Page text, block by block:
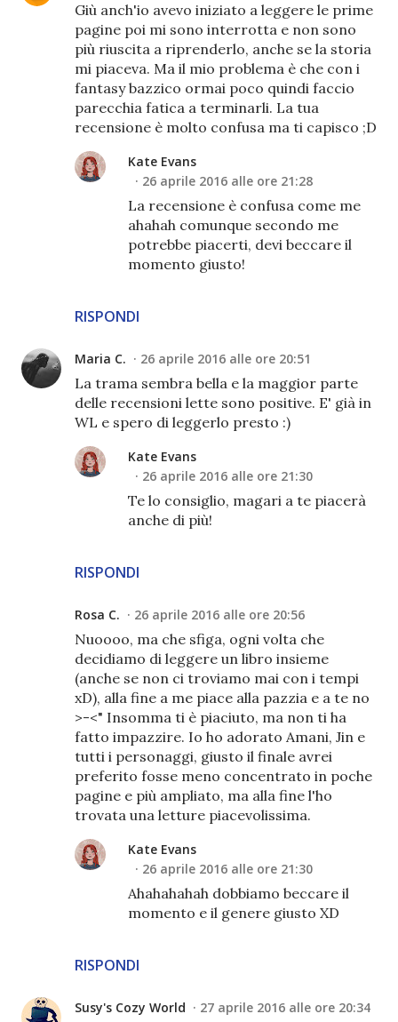
Giù anch'io avevo iniziato a leggere le prime
pagine poi mi sono interrotta e non sono
più riuscita a riprenderlo, anche se la storia
mi piaceva. Ma il mio problema è che con i
fantasy bazzico ormai poco quindi faccio
parecchia fatica a terminarli. La tua
recensione è molto confusa ma ti capisco ;D
RISPONDI
Kate Evans
26 aprile 2016 alle ore 21:28
La recensione è confusa come me
ahahah comunque secondo me
potrebbe piacerti, devi beccare il
momento giusto!
Maria C. 26 aprile 2016 alle ore 20:51
La trama sembra bella e la maggior parte
delle recensioni lette sono positive. E' già in
WL e spero di leggerlo presto :)
RISPONDI
Kate Evans
26 aprile 2016 alle ore 21:30
Te lo consiglio, magari a te piacerà
anche di più!
Rosa C. 26 aprile 2016 alle ore 20:56
Nuoooo, ma che sfiga, ogni volta che
decidiamo di leggere un libro insieme
(anche se non ci troviamo mai con i tempi
xD), alla fine a me piace alla pazzia e a te no
>-<" Insomma ti è piaciuto, ma non ti ha
fatto impazzire. Io ho adorato Amani, Jin e
tutti i personaggi, giusto il finale avrei
preferito fosse meno concentrato in poche
pagine e più ampliato, ma alla fine l'ho
trovata una letture piacevolissima.
RISPONDI
Kate Evans
26 aprile 2016 alle ore 21:30
Ahahahahah dobbiamo beccare il
momento e il genere giusto XD
Susy's Cozy World 27 aprile 2016 alle ore 20:34